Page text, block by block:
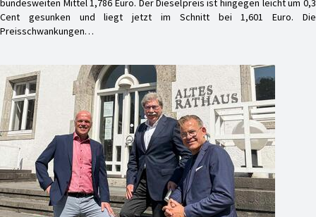
Cent gesunken und liegt jetzt im Schnitt bei 1,601 Euro. Die
Preisschwankungen…